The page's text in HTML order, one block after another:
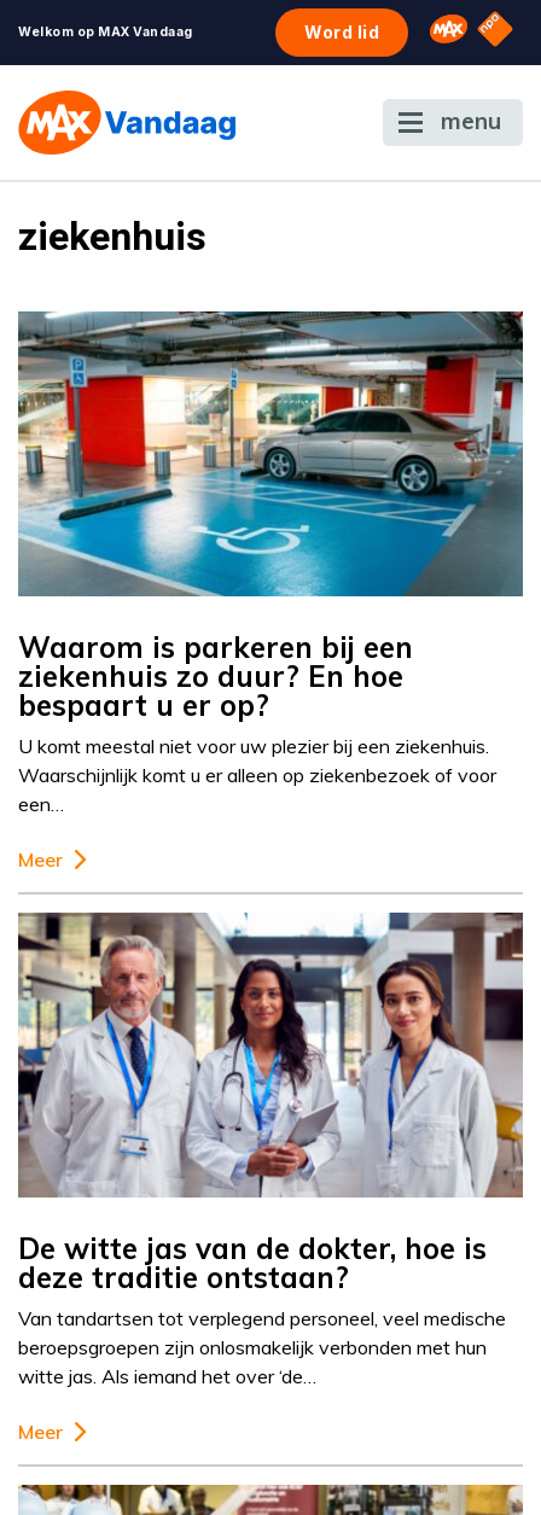
Welkom op MAX Vandaag Word lid Omroep
NPO
menu
ziekenhuis
Waarom is parkeren bij een
ziekenhuis zo duur? En hoe
bespaart u er op?
U komt meestal niet voor uw plezier bij een ziekenhuis.
Waarschijnlijk komt u er alleen op ziekenbezoek of voor
een…
Meer
De witte jas van de dokter, hoe is
deze traditie ontstaan?
Van tandartsen tot verplegend personeel, veel medische
beroepsgroepen zijn onlosmakelijk verbonden met hun
witte jas. Als iemand het over ‘de…
Meer